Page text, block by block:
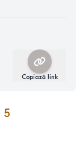
Copiază link
5